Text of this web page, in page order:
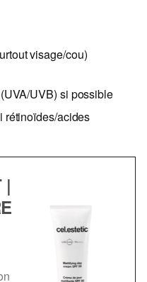
visage/cou)
UVB) si possible
rétinoïdes/acides
|